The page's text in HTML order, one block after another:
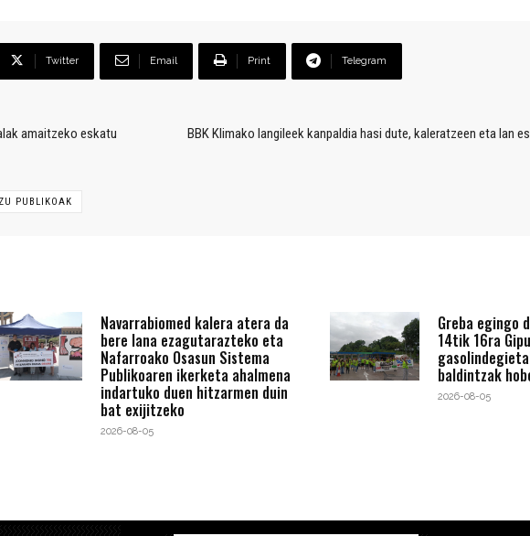
Twitter Email Print Telegram
amaitzeko eskatu
BBK Klimako langileek kanpaldia hasi dute, kaleratzeen eta lan
PUBLIKOAK
Navarrabiomed kalera atera da
bere lana ezagutarazteko eta
Nafarroako Osasun Sistema
Publikoaren ikerketa ahalmena
indartuko duen hitzarmen duin
bat exijitzeko
2026-08-05
Greba egingo
14tik 16ra
baldintzak
2026-08-05